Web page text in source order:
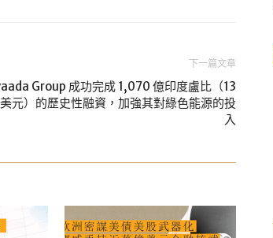
下一篇文章
Group 成功完成 1,070 億印度盧比（13
元）的歷史性融資，加強其對綠色能源的投
入